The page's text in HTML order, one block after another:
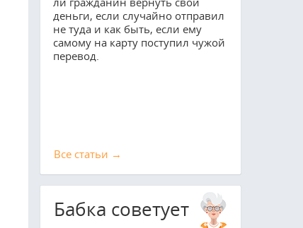
деньги, если случайно отправил
не туда и как быть, если ему
самому на карту поступил чужой
перевод.
Все cтатьи →
Бабка советует